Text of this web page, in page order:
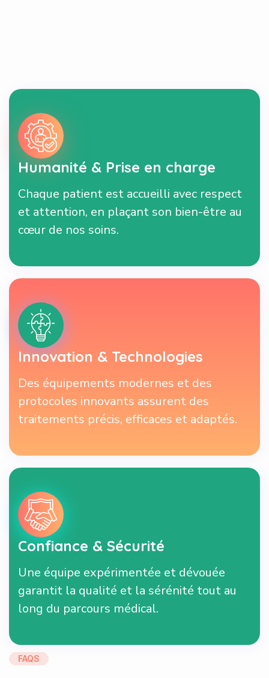
Humanité & Prise en charge
Chaque patient est accueilli avec respect
et attention, en plaçant son bien-être au
cœur de nos soins.
Innovation & Technologies
Des équipements modernes et des
protocoles innovants assurent des
traitements précis, efficaces et adaptés.
Confiance & Sécurité
Une équipe expérimentée et dévouée
garantit la qualité et la sérénité tout au
long du parcours médical.
FAQS